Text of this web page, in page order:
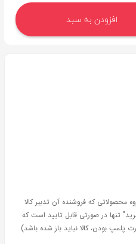
افزودن به سبد
محصولاتی که فروشنده آن تدبیر کالا
تنها در صورتی قابل تایید است که
پلمپ بودن، کالا نباید باز شده باشد).